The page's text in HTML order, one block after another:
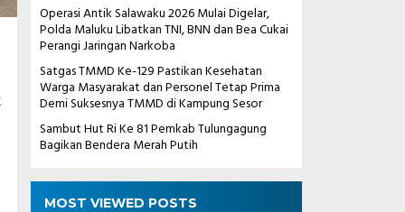
Operasi Antik Salawaku 2026 Mulai Digelar,
Polda Maluku Libatkan TNI, BNN dan Bea Cukai
Perangi Jaringan Narkoba
Satgas TMMD Ke-129 Pastikan Kesehatan
Warga Masyarakat dan Personel Tetap Prima
Demi Suksesnya TMMD di Kampung Sesor
Sambut Hut Ri Ke 81 Pemkab Tulungagung
Bagikan Bendera Merah Putih
MOST VIEWED POSTS